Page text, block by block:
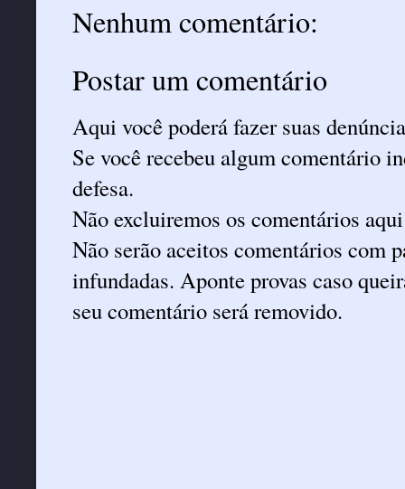
Nenhum comentário:
Postar um comentário
Aqui você poderá fazer suas
Se você recebeu algum comentário
defesa.
Não excluiremos os comentários
Não serão aceitos comentários com
infundadas. Aponte provas caso
seu comentário será removido.